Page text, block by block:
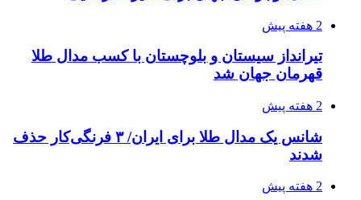
2 هفته پیش
تیرانداز سیستان و بلوچستان با کسب مدال طلا
قهرمان جهان شد
2 هفته پیش
شانس یک مدال طلا برای ایران/ ۳ فرنگی‌کار حذف
شدند
2 هفته پیش